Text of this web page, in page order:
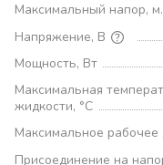
Максимальный напор,
Напряжение, В
Мощность, Вт
Максимальная
жидкости, °С
Максимальное рабочее
Присоединение на